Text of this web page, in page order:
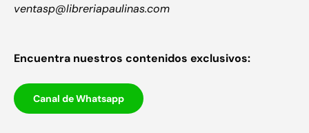
ventasp@libreriapaulinas.com
Encuentra nuestros contenidos exclusivos:
Canal de Whatsapp